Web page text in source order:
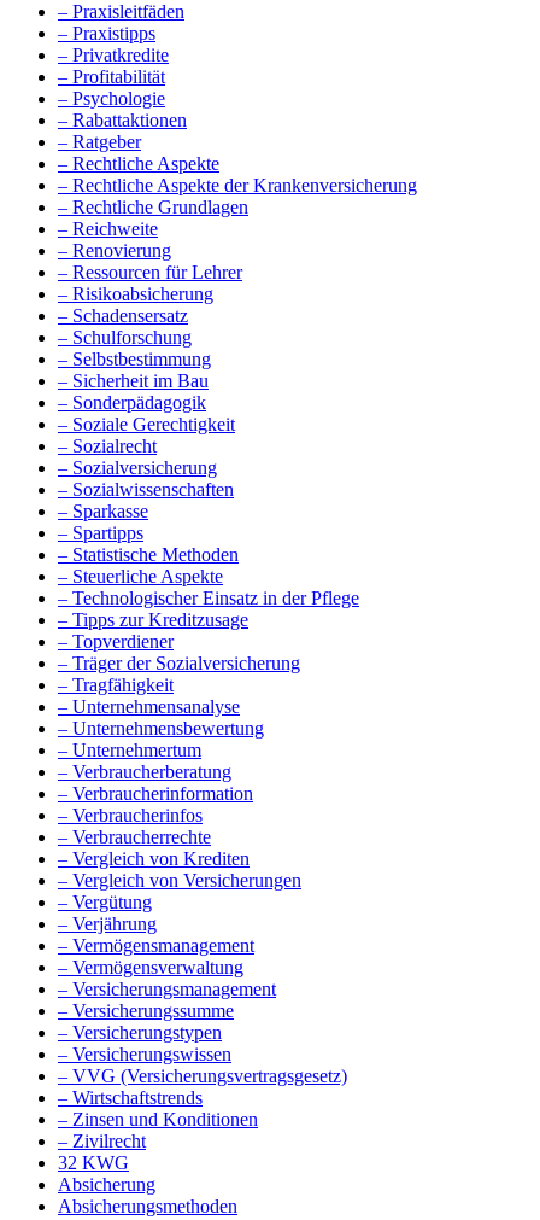
– Praxisleitfäden
– Praxistipps
– Privatkredite
– Profitabilität
– Psychologie
– Rabattaktionen
– Ratgeber
– Rechtliche Aspekte
– Rechtliche Aspekte der Krankenversicherung
– Rechtliche Grundlagen
– Reichweite
– Renovierung
– Ressourcen für Lehrer
– Risikoabsicherung
– Schadensersatz
– Schulforschung
– Selbstbestimmung
– Sicherheit im Bau
– Sonderpädagogik
– Soziale Gerechtigkeit
– Sozialrecht
– Sozialversicherung
– Sozialwissenschaften
– Sparkasse
– Spartipps
– Statistische Methoden
– Steuerliche Aspekte
– Technologischer Einsatz in der Pflege
– Tipps zur Kreditzusage
– Topverdiener
– Träger der Sozialversicherung
– Tragfähigkeit
– Unternehmensanalyse
– Unternehmensbewertung
– Unternehmertum
– Verbraucherberatung
– Verbraucherinformation
– Verbraucherinfos
– Verbraucherrechte
– Vergleich von Krediten
– Vergleich von Versicherungen
– Vergütung
– Verjährung
– Vermögensmanagement
– Vermögensverwaltung
– Versicherungsmanagement
– Versicherungssumme
– Versicherungstypen
– Versicherungswissen
– VVG (Versicherungsvertragsgesetz)
– Wirtschaftstrends
– Zinsen und Konditionen
– Zivilrecht
32 KWG
Absicherung
Absicherungsmethoden